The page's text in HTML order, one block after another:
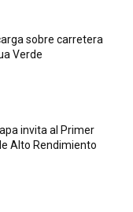
sobre carretera
Verde
invita al Primer
Alto Rendimiento